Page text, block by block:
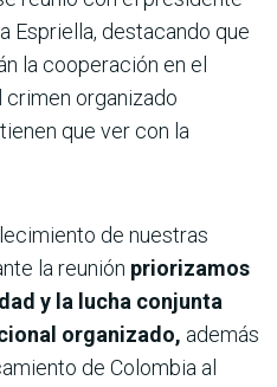
Espriella, destacando que
la cooperación en el
organizado
que ver con la
de nuestras
la reunión priorizamos
y la lucha conjunta
organizado, además
de Colombia al